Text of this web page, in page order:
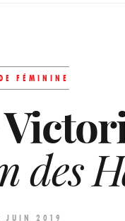
FÉMININE
des
JUIN 2019